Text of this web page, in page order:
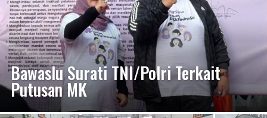
Bawaslu Surati TNI/Polri Terkait
Putusan MK